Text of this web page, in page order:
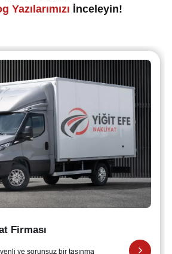
Yazılarımızı İnceleyin!
Firması
ve sorunsuz bir taşınma